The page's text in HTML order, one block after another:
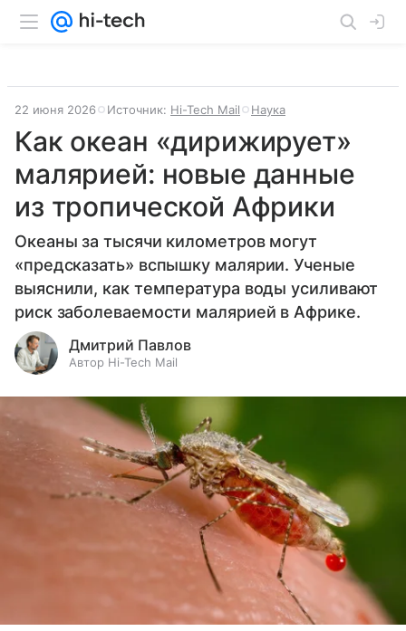
22 июня 2026 Источник: Hi-Tech Mail Наука
Как океан «дирижирует»
малярией: новые данные
из тропической Африки
Океаны за тысячи километров могут
«предсказать» вспышку малярии. Ученые
выяснили, как температура воды усиливают
риск заболеваемости малярией в Африке.
Дмитрий Павлов
Автор Hi-Tech Mail